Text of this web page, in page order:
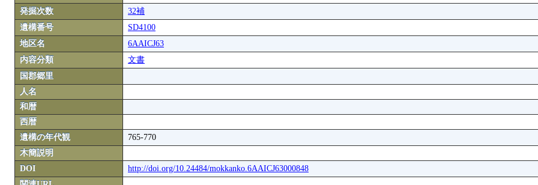
発掘次数
32補
遺構番号
SD4100
地区名
6AAICJ63
内容分類
文書
国郡郷里
人名
和暦
西暦
遺構の年代観
765-770
木簡説明
DOI
http://doi.org/10.24484/mokkanko.6AAICJ63000848